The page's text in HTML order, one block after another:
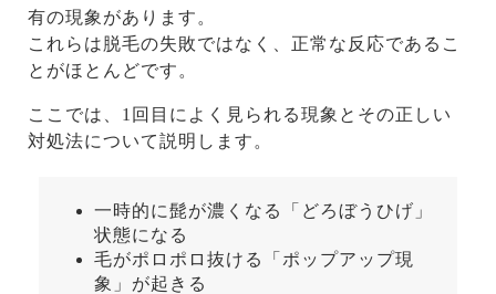
有の現象があります。
これらは脱毛の失敗ではなく、正常な反応であるこ
とがほとんどです。
ここでは、1回目によく見られる現象とその正しい
対処法について説明します。
一時的に髭が濃くなる「どろぼうひげ」
状態になる
毛がポロポロ抜ける「ポップアップ現
象」が起きる